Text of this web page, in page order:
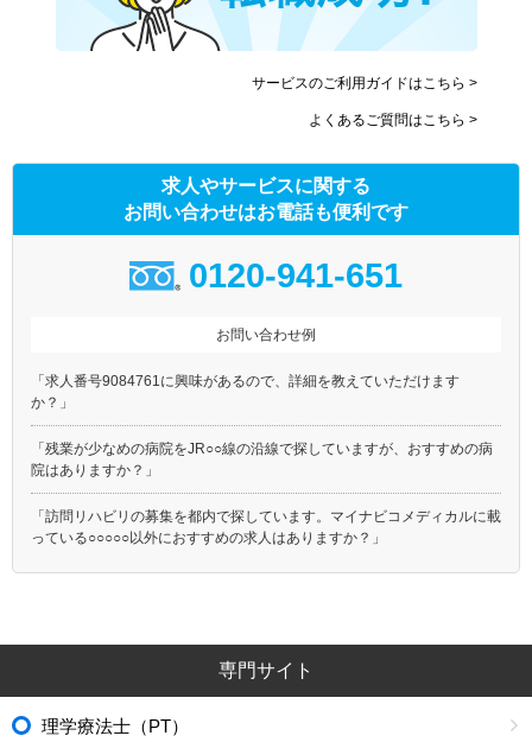
サービスのご利用ガイドはこちら >
よくあるご質問はこちら >
求人やサービスに関する
お問い合わせはお電話も便利です
0120-941-651
お問い合わせ例
「求人番号9084761に興味があるので、詳細を教えていただけます
か？」
「残業が少なめの病院をJR○○線の沿線で探していますが、おすすめの病
院はありますか？」
「訪問リハビリの募集を都内で探しています。マイナビコメディカルに載
っている○○○○○以外におすすめの求人はありますか？」
専門サイト
理学療法士（PT）